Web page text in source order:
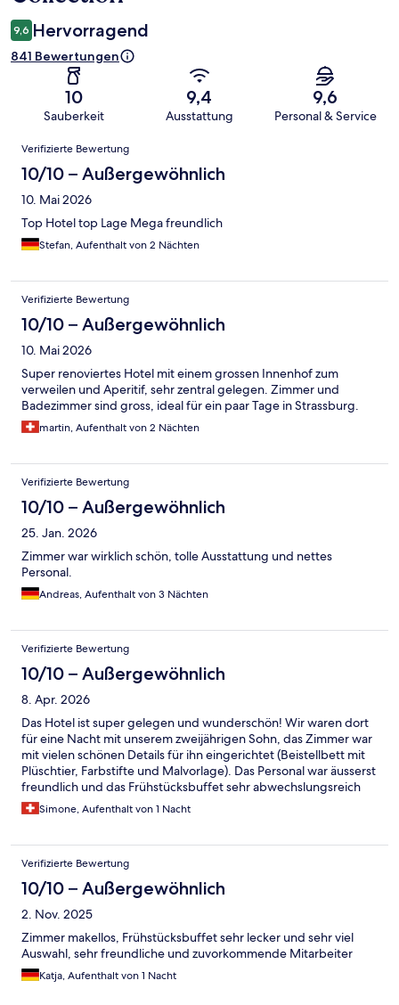
9,6 Hervorragend
841 Bewertungen
10
Sauberkeit
9,4
Ausstattung
9,6
Personal & Service
Bewertungen
Verifizierte Bewertung
10/10 – Außergewöhnlich
10. Mai 2026
Top Hotel top Lage Mega freundlich
Stefan, Aufenthalt von 2 Nächten
Verifizierte Bewertung
10/10 – Außergewöhnlich
10. Mai 2026
Super renoviertes Hotel mit einem grossen Innenhof zum
verweilen und Aperitif, sehr zentral gelegen. Zimmer und
Badezimmer sind gross, ideal für ein paar Tage in Strassburg.
martin, Aufenthalt von 2 Nächten
Verifizierte Bewertung
10/10 – Außergewöhnlich
25. Jan. 2026
Zimmer war wirklich schön, tolle Ausstattung und nettes
Personal.
Andreas, Aufenthalt von 3 Nächten
Verifizierte Bewertung
10/10 – Außergewöhnlich
8. Apr. 2026
Das Hotel ist super gelegen und wunderschön! Wir waren dort
für eine Nacht mit unserem zweijährigen Sohn, das Zimmer war
mit vielen schönen Details für ihn eingerichtet (Beistellbett mit
Plüschtier, Farbstifte und Malvorlage). Das Personal war äusserst
freundlich und das Frühstücksbuffet sehr abwechslungsreich
und köstlich. Werden bestimmt zurück kommen und können
das Hotel nur weiterempfehlen!
Simone, Aufenthalt von 1 Nacht
Verifizierte Bewertung
10/10 – Außergewöhnlich
2. Nov. 2025
Zimmer makellos, Frühstücksbuffet sehr lecker und sehr viel
Auswahl, sehr freundliche und zuvorkommende Mitarbeiter
Katja, Aufenthalt von 1 Nacht